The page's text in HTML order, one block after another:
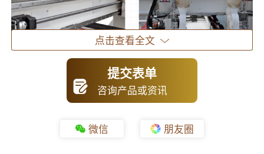
点击查看全文
提交表单
咨询产品或资讯
微信 朋友圈